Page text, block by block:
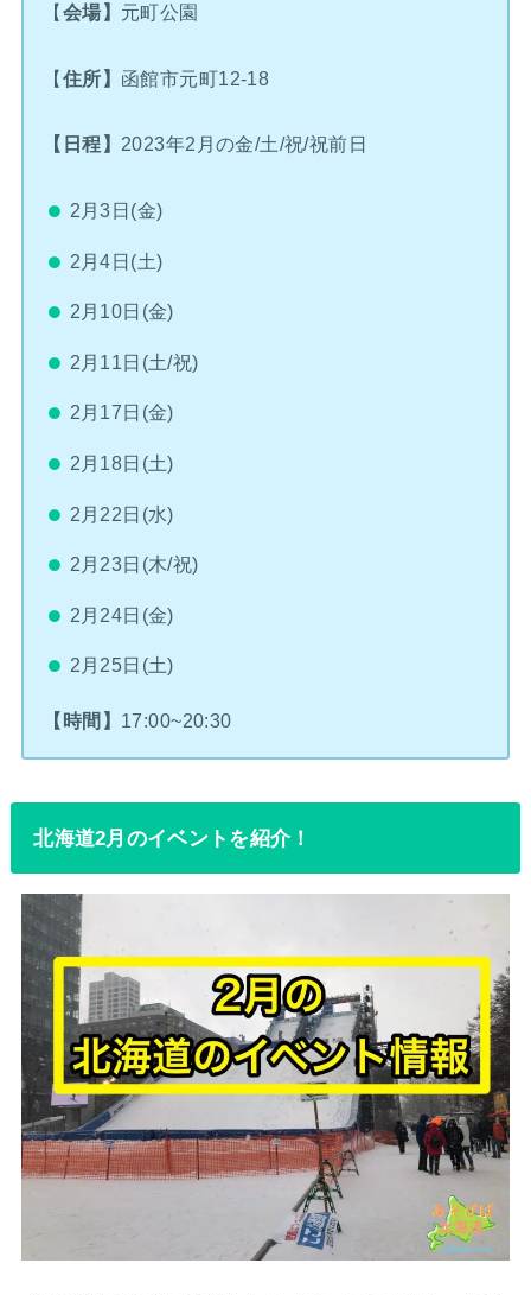
【会場】 元町公園
【住所】 函館市元町12-18
【日程】 2023年2月の金/土/祝/祝前日
2月3日(金)
2月4日(土)
2月10日(金)
2月11日(土/祝)
2月17日(金)
2月18日(土)
2月22日(水)
2月23日(木/祝)
2月24日(金)
2月25日(土)
【時間】 17:00~20:30
北海道2月のイベントを紹介！